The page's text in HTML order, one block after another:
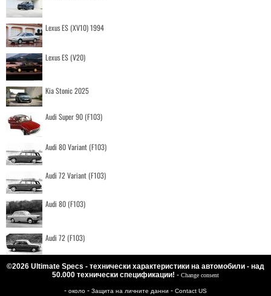
Lexus ES (XV10) 1994
Lexus ES (V20)
Kia Stonic 2025
Audi Super 90 (F103)
Audi 80 Variant (F103)
Audi 72 Variant (F103)
Audi 80 (F103)
Audi 72 (F103)
©2026 Ultimate Specs - технически характеристики на автомобили - над
50.000 технически спецификации! - Change consent
- около - Защита на личните данни - Contact US